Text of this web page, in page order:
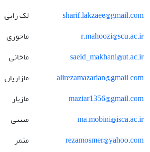
sharif.lakzaee@gmail.com
لک زایی
r.mahoozi@scu.ac.ir
ماحوزی
saeid_makhani@ut.ac.ir
ماخانی
alirezamazarian@gmail.com
مازاریان
maziar1356@gmail.com
مازیار
ma.mobini@isca.ac.ir
مبینی
rezamosmer@yahoo.com
مثمر